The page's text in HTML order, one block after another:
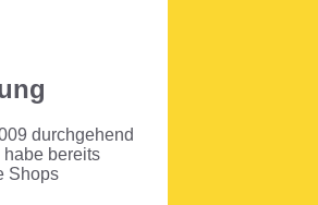
durchgehend
habe bereits
Shops